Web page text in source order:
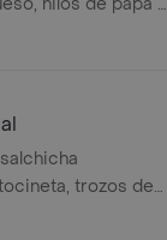
trozos de
hilos de papa y